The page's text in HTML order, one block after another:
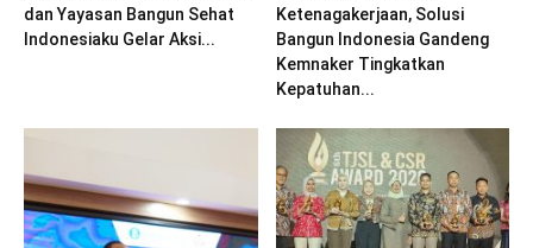
dan Yayasan Bangun Sehat
Indonesiaku Gelar Aksi...
Ketenagakerjaan, Solusi
Bangun Indonesia Gandeng
Kemnaker Tingkatkan
Kepatuhan...